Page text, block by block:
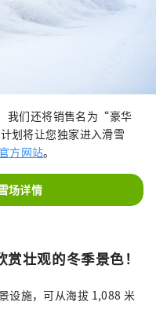
我们还将销售名为“豪华
划将让您独家进入滑雪
官方网站。
场详情
壮观的冬季景色！
设施，可从海拔 1,088 米